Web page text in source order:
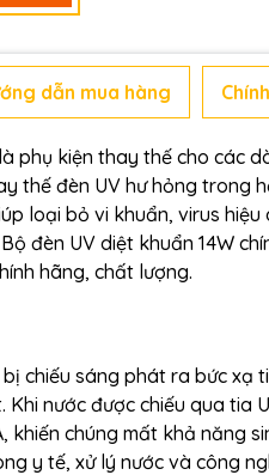
dẫn mua hàng
phụ kiện thay thế cho các
thế đèn UV hư hỏng trong
loại bỏ vi khuẩn, virus
đèn UV diệt khuẩn 14W
hãng, chất lượng.
chiếu sáng phát ra bức xạ
nước được chiếu qua tia
khiến chúng mất khả năng
y tế, xử lý nước và công